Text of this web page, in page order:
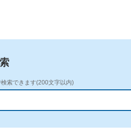
索できます(200文字以内)